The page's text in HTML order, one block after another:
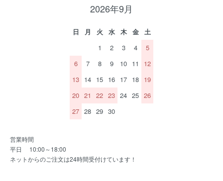
2026年9月
日 月 火 水 木 金
土
1
2 3 4
5
6
7 8 9 10 11
12
13 14 15 16 17 18 19
20 21 22 23 24 25 26
27 28 29 30
営業時間
平日 10:00～18:00
ネットからのご注文は24時間受付けています！